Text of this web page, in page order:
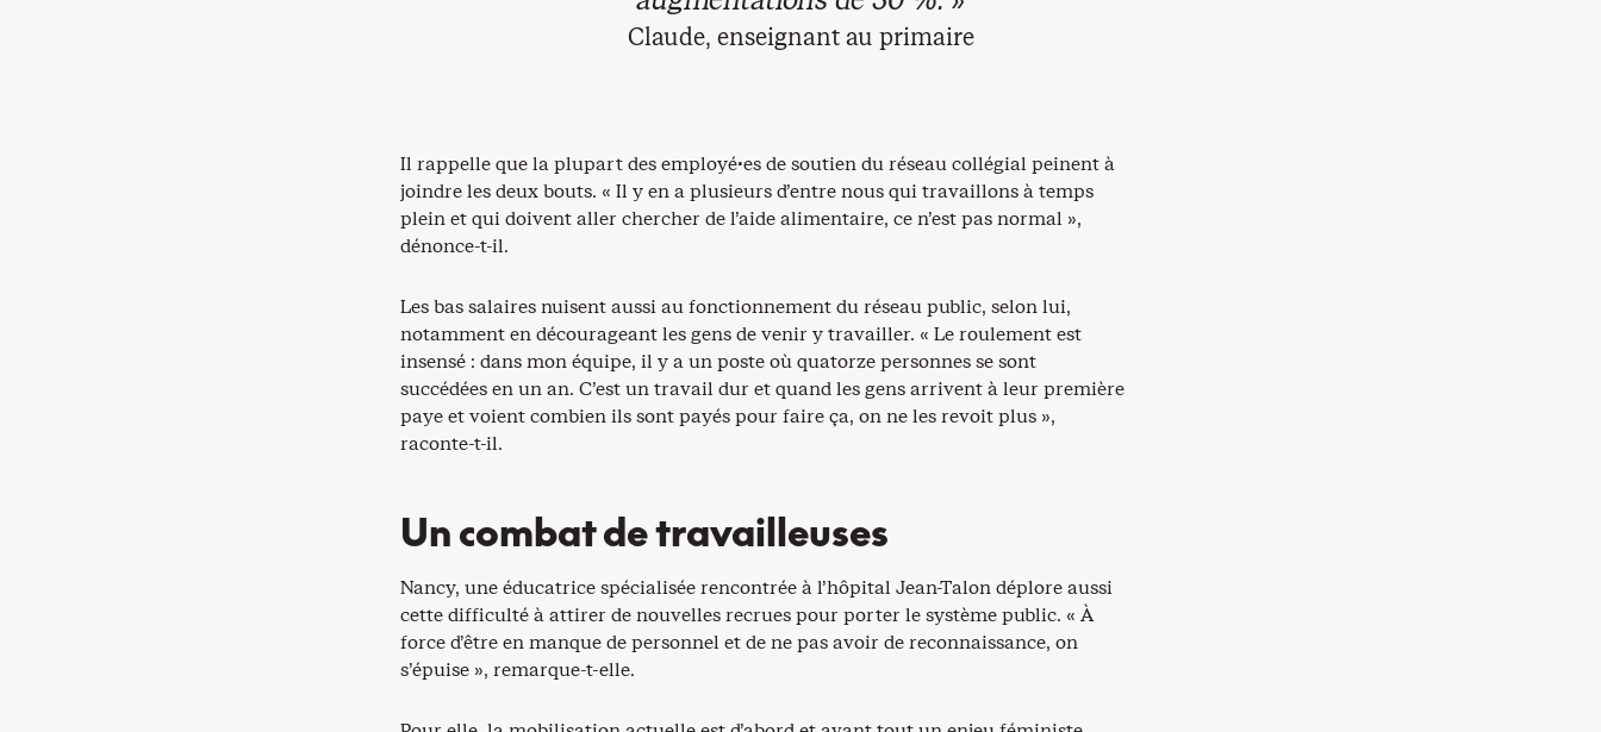
Claude, enseignant au primaire
Il rappelle que la plupart des employé·es de soutien du réseau collégial peinent à
joindre les deux bouts. « Il y en a plusieurs d’entre nous qui travaillons à temps
plein et qui doivent aller chercher de l’aide alimentaire, ce n’est pas normal »,
dénonce-t-il.
Les bas salaires nuisent aussi au fonctionnement du réseau public, selon lui,
notamment en décourageant les gens de venir y travailler. « Le roulement est
insensé : dans mon équipe, il y a un poste où quatorze personnes se sont
succédées en un an. C’est un travail dur et quand les gens arrivent à leur première
paye et voient combien ils sont payés pour faire ça, on ne les revoit plus »,
raconte-t-il.
Un combat de travailleuses
Nancy, une éducatrice spécialisée rencontrée à l’hôpital Jean-Talon déplore aussi
cette difficulté à attirer de nouvelles recrues pour porter le système public. « À
force d’être en manque de personnel et de ne pas avoir de reconnaissance, on
s’épuise », remarque-t-elle.